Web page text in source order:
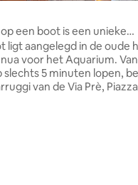
een boot is een unieke
ligt aangelegd in de oude
voor het Aquarium. Vanaf
slechts 5 minuten lopen,
van de Via Prè,